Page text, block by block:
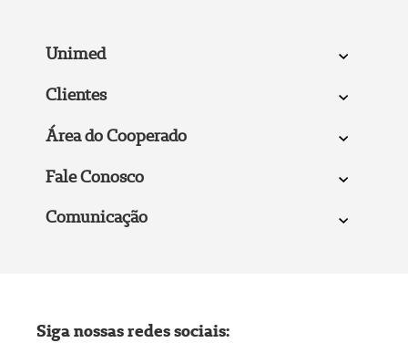
Unimed
Clientes
Área do Cooperado
Fale Conosco
Comunicação
Siga nossas redes sociais: